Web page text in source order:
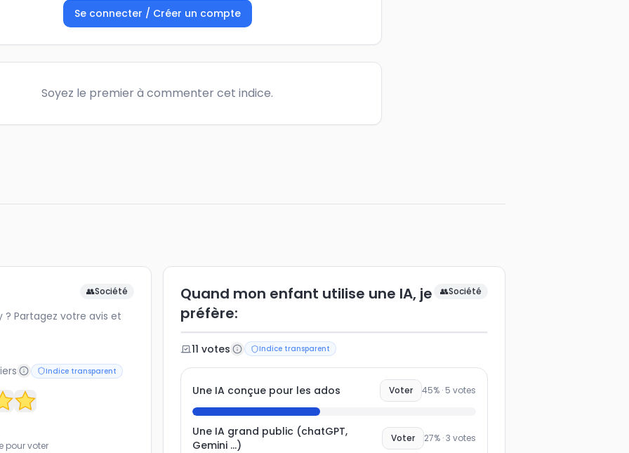
Se connecter / Créer un compte
Soyez le premier à commenter cet indice.
👥Société
? Partagez votre avis et
Indice transparent
pour voter
Quand mon enfant utilise une IA, je
préfère:
👥Société
11 votes Indice transparent
Une IA conçue pour les ados Voter 45% · 5 votes
Une IA grand public (chatGPT,
Gemini ...)
Voter 27% ·3 votes